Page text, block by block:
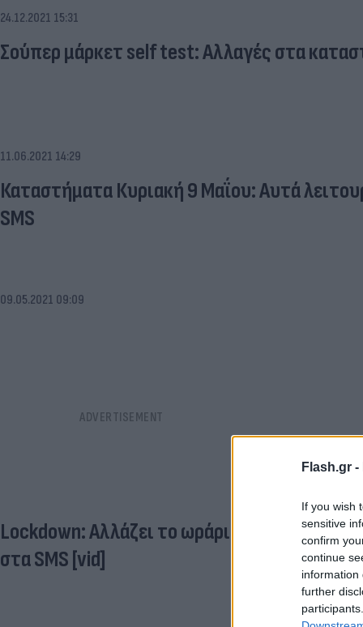
Flash.gr -
If you wish
sensitive
confirm
continue
information
further
24.12.2021 15:31
Σούπερ μάρκετ self test: Αλλαγές στα
11.06.2021 14:29
Καταστήματα Κυριακή 9 Μαΐου: Αυτά
SMS
09.05.2021 09:09
Lockdown: Αλλάζει το ωράριο
στα SMS [vid]